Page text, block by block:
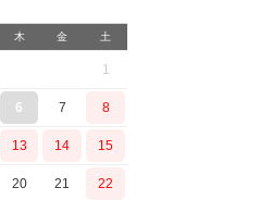
木 金 土
1
6 7 8
13 14 15
20 21 22